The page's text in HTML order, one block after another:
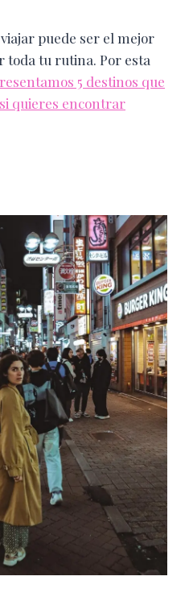
puede ser el mejor
tu rutina. Por esta
5 destinos que
quieres encontrar